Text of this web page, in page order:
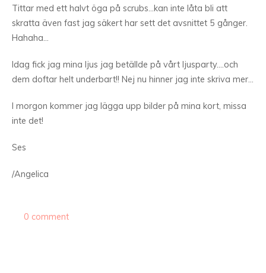
Tittar med ett halvt öga på scrubs…kan inte låta bli att
skratta även fast jag säkert har sett det avsnittet 5 gånger.
Hahaha…
Idag fick jag mina ljus jag betällde på vårt ljusparty….och
dem doftar helt underbart!! Nej nu hinner jag inte skriva mer…
I morgon kommer jag lägga upp bilder på mina kort, missa
inte det!
Ses
/Angelica
0 comment